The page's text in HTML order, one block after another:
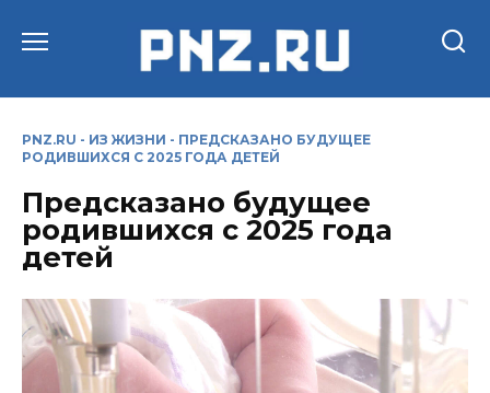
PNZ.RU - ИЗ ЖИЗНИ - ПРЕДСКАЗАНО БУДУЩЕЕ
РОДИВШИХСЯ С 2025 ГОДА ДЕТЕЙ
Предсказано будущее
родившихся с 2025 года
детей